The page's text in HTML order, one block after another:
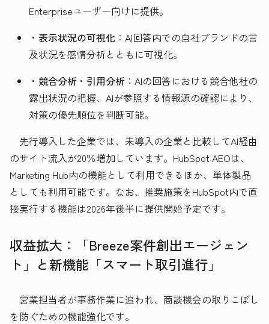
Enterpriseユーザー向けに提供。
・表示状況の可視化 ：AI回答内での自社ブランドの言
及状況を感情分析とともに可視化。
・競合分析・引用分析 ：AIの回答における競合他社の
露出状況の把握、AIが参照する情報源の確認により、
対策の優先順位を判断可能。
先行導入した企業では、未導入の企業と比較してAI経由
のサイト流入が20％増加しています。HubSpot AEOは、
Marketing Hub内の機能として利用できるほか、単体製品
としても利用可能です。なお、推奨施策をHubSpot内で直
接実行する機能は2026年後半に提供開始予定です。
収益拡大：「Breeze案件創出エージェン
ト」と新機能「スマート取引進行」
営業担当者が事務作業に追われ、商談機会の取りこぼし
を防ぐための機能強化です。